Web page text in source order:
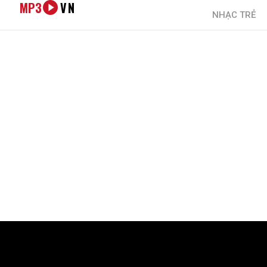
MP3 VN NHẠC TRẺ